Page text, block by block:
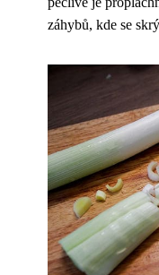
záhybů, kde se